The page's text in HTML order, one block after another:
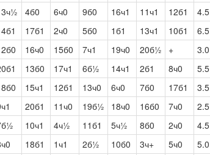
4б0 6ч0 9б0 16ч1 11ч1 12б1 4.5
17б1 2ч0 5б0 1б1 13ч1 10б1 6.5
16ч0 15б0 7ч1 19ч0 20б½ + 3.0
13б0 17ч1 6б½ 14ч1 2б1 8ч0 5.5
15ч1 12б1 13ч0 6ч0 7б0 17б1 3.5
20б1 11ч0 19б½ 18ч0 16б0 7ч0 2.5
10ч1 4ч½ 11б1 5ч½ 8б0 2ч0 4.5
18б1 1ч1 2б½ 10б0 3ч+ 5ч0 5.0